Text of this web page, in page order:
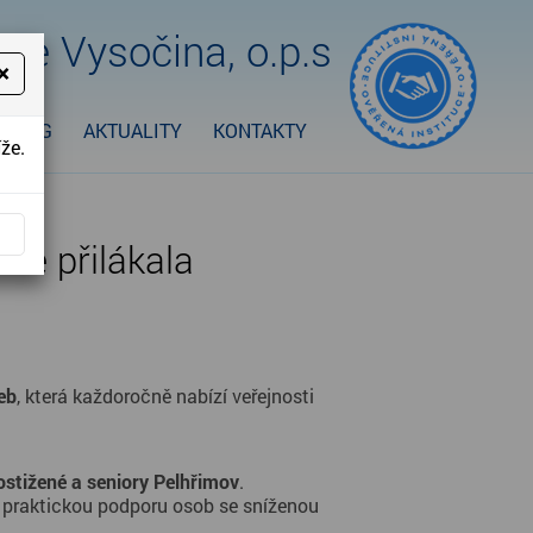
Vysočina, o.p.s
AKTUALITY KONTAKTY
přilákala
, která každoročně nabízí veřejnosti
a seniory Pelhřimov.
podporu osob se sníženou